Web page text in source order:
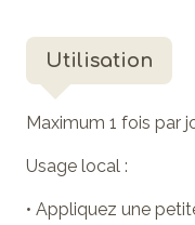
Utilisation
Maximum 1 fois par
Usage local :
• Appliquez une